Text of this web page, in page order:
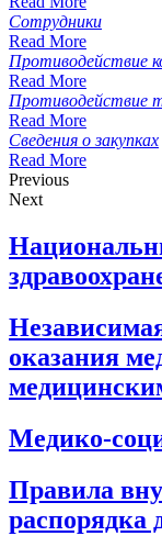
Сотрудники
Read More
Противодействие
Read More
Противодействие
Read More
Сведения о закупках
Read More
Previous
Next
оказания
Медико-
Правила
распорядка